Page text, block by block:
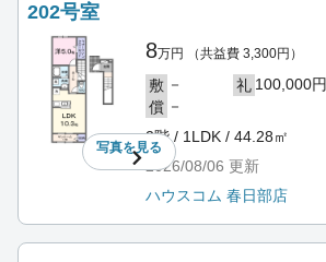
202号室
写真を見る
8万円 （共益費 3,300円）
敷 － 礼 100,000円
償 －
2階 / 1LDK / 44.28㎡
2026/08/06 更新
ハウスコム 春日部店